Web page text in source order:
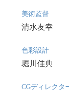
美術監督
清水友幸
色彩設計
堀川佳典
CGディレクタ